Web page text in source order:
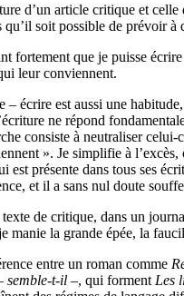
d’un article critique et
soit possible de prévoir à
fortement que je puisse
leur conviennent.
– écrire est aussi une
ne répond
consiste à neutraliser
». Je simplifie à
présente dans tous ses
et il a sans nul doute
de critique, dans un
la grande épée, la
entre un roman comme
semble-t-il –, qui forment Les